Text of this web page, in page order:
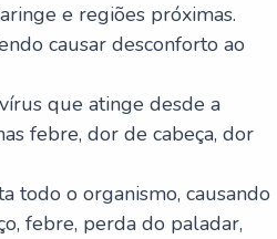
e regiões próximas.
causar desconforto ao
que atinge desde a
febre, dor de cabeça, dor
todo o organismo, causando
febre, perda do paladar,